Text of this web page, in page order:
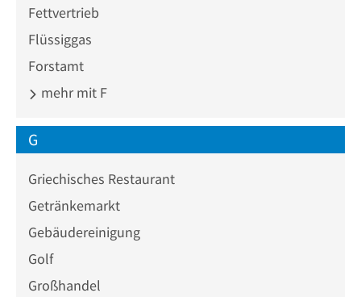
Fettvertrieb
Flüssiggas
Forstamt
mehr mit F
G
Griechisches Restaurant
Getränkemarkt
Gebäudereinigung
Golf
Großhandel